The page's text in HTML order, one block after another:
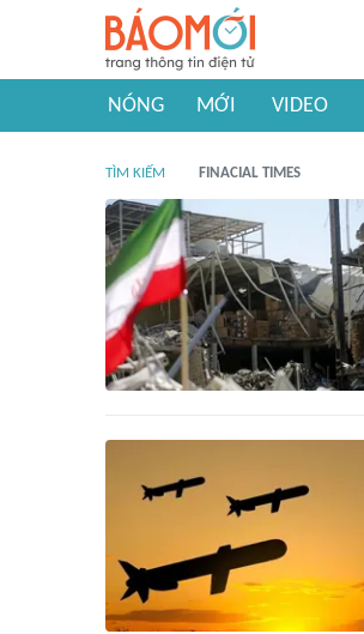
NÓNG MỚI VIDEO
TÌM KIẾM FINACIAL TIMES